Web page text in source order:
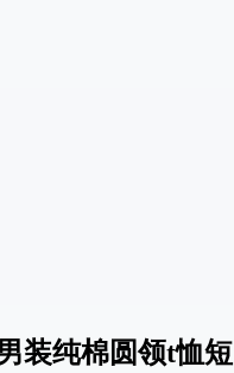
装纯棉圆领t恤短